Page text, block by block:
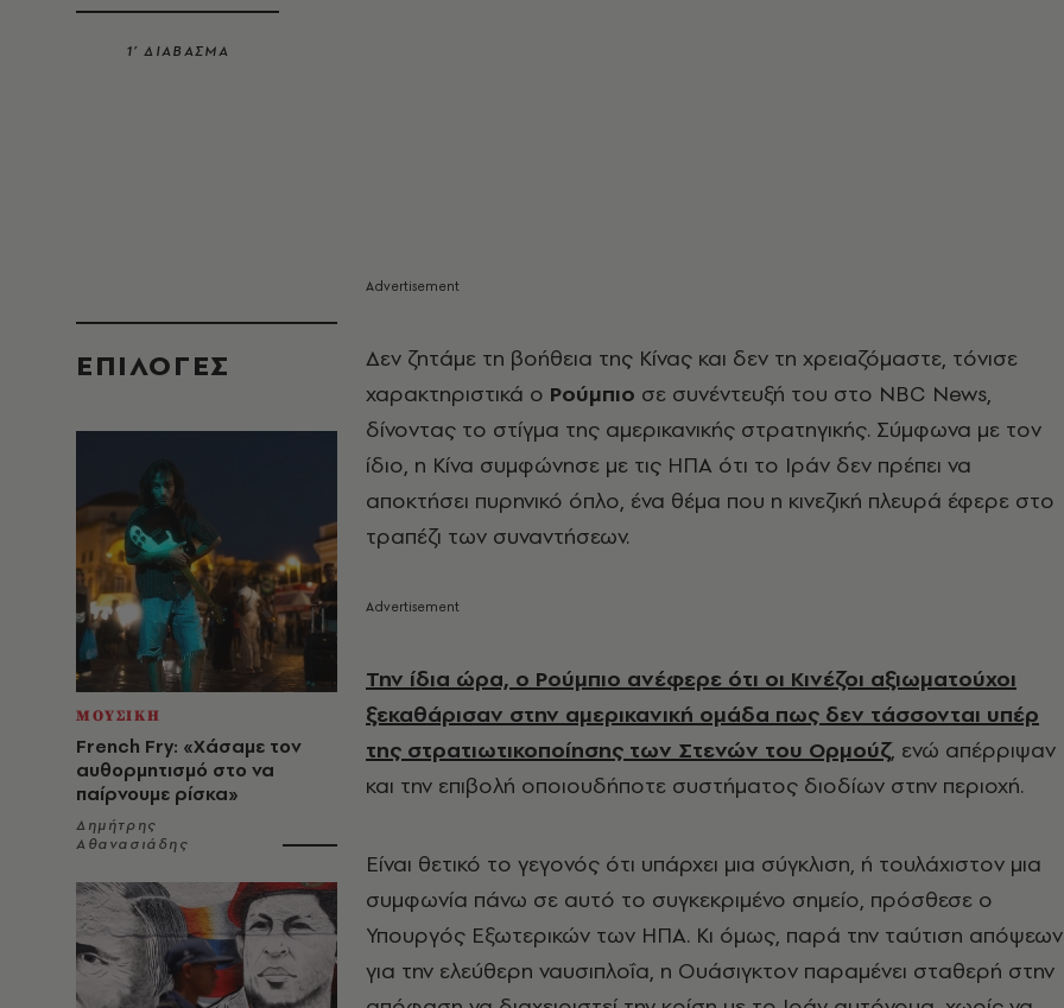
1’ ΔΙΑΒΑΣΜΑ
EΠΙΛΟΓΈΣ
ΜΟΥΣΙΚΗ
French Fry: «Χάσαμε τον
αυθορμητισμό στο να
παίρνουμε ρίσκα»
Δημήτρης
Αθανασιάδης
Δεν ζητάμε τη βοήθεια της Κίνας και δεν τη χρειαζόμαστε, τόνισε
χαρακτηριστικά ο Ρούμπιο σε συνέντευξή του στο NBC News,
δίνοντας το στίγμα της αμερικανικής στρατηγικής. Σύμφωνα με τον
ίδιο, η Κίνα συμφώνησε με τις ΗΠΑ ότι το Ιράν δεν πρέπει να
αποκτήσει πυρηνικό όπλο, ένα θέμα που η κινεζική πλευρά έφερε στο
τραπέζι των συναντήσεων.
Την ίδια ώρα, ο Ρούμπιο ανέφερε ότι οι Κινέζοι αξιωματούχοι
ξεκαθάρισαν στην αμερικανική ομάδα πως δεν τάσσονται υπέρ
της στρατιωτικοποίησης των Στενών του Ορμούζ, ενώ απέρριψαν
και την επιβολή οποιουδήποτε συστήματος διοδίων στην περιοχή.
Είναι θετικό το γεγονός ότι υπάρχει μια σύγκλιση, ή τουλάχιστον μια
συμφωνία πάνω σε αυτό το συγκεκριμένο σημείο, πρόσθεσε ο
Υπουργός Εξωτερικών των ΗΠΑ. Κι όμως, παρά την ταύτιση απόψεων
για την ελεύθερη ναυσιπλοΐα, η Ουάσιγκτον παραμένει σταθερή στην